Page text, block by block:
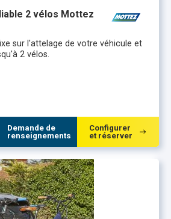
2 vélos Mottez
sur l'attelage de votre véhicule et
2 vélos.
Demande de
renseignements
Configurer
et réserver